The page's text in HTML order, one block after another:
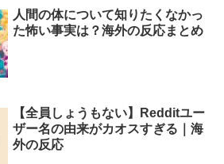
人間の体について知りたくなかっ
た怖い事実は？海外の反応まとめ
【全員しょうもない】Redditユー
ザー名の由来がカオスすぎる｜海
外の反応